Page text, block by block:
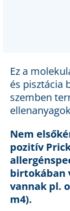
Ez a
és pisztácia
szemben
Nem
pozitív
birtokában
vannak pl.
m4).